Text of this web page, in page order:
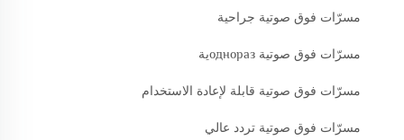
مسرّات فوق صوتية جراحية
مسرّات فوق صوتية одноразية
مسرّات فوق صوتية قابلة لإعادة الاستخدام
مسرّات فوق صوتية تردد عالي